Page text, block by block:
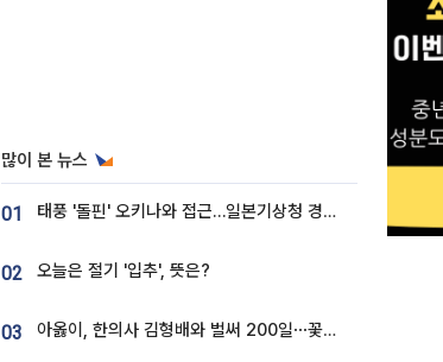
많이 본 뉴스
01 태풍 '돌핀' 오키나와 접근…일본기상청 경로 업데이트
02 오늘은 절기 '입추', 뜻은?
03 아옳이, 한의사 김형배와 벌써 200일⋯꽃다발 들고 "프러포즈 아냐"